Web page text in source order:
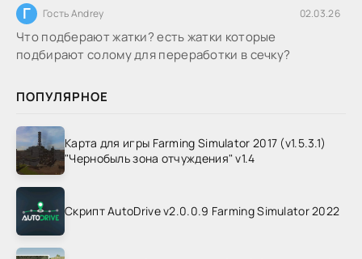
Г Гость Andrey 02.03.26
Что подберают жатки? есть жатки которые
подбирают солому для переработки в сечку?
ПОПУЛЯРНОЕ
Карта для игры Farming Simulator 2017 (v1.5.3.1)
"Чернобыль зона отчуждения" v1.4
Скрипт AutoDrive v2.0.0.9 Farming Simulator 2022